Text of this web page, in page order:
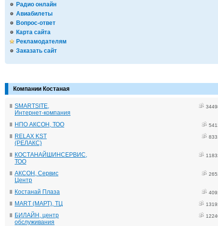
Радио онлайн
Авиабилеты
Вопрос-ответ
Карта сайта
Рекламодателям
Заказать сайт
Компании Костаная
SMARTSITE,
Интернет-компания
НПО АКСОН, ТОО
RELAX KST
(РЕЛАКС)
КОСТАНАЙШИНСЕРВИС,
ТОО
АКСОН, Сервис
Центр
Костанай Плаза
MART (МАРТ), ТЦ
БИЛАЙН, центр
обслуживания